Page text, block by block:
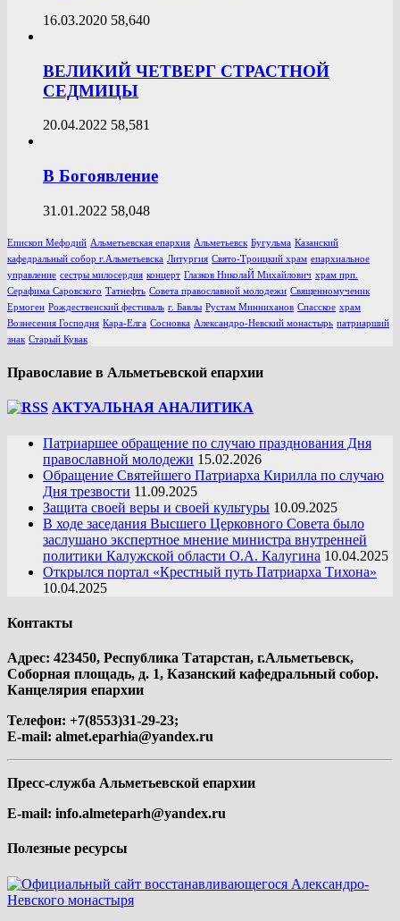
16.03.2020 58,640
ВЕЛИКИЙ ЧЕТВЕРГ СТРАСТНОЙ
СЕДМИЦЫ
20.04.2022 58,581
В Богоявление
31.01.2022 58,048
Епископ Мефодий Альметьевская епархия Альметьевск Бугульма Казанский
кафедральный собор г.Альметьевска Литургия Свято-Троицкий храм епархиальное
управление сестры милосердия концерт Глазков НиколаЙ Михайлович храм прп.
Серафима Саровского Татнефть Совета православной молодежи Священномученик
Ермоген Рождественский фестиваль г. Бавлы Рустам Минниханов Спасское храм
Вознесения Господня Кара-Елга Сосновка Александро-Невский монастырь патриарший
знак Старый Кувак
Православие в Альметьевской епархии
АКТУАЛЬНАЯ АНАЛИТИКА
Патриаршее обращение по случаю празднования Дня
православной молодежи 15.02.2026
Обращение Святейшего Патриарха Кирилла по случаю
Дня трезвости 11.09.2025
Защита своей веры и своей культуры 10.09.2025
В ходе заседания Высшего Церковного Совета было
заслушано экспертное мнение министра внутренней
политики Калужской области О.А. Калугина 10.04.2025
Открылся портал «Крестный путь Патриарха Тихона»
10.04.2025
Контакты
Адрес: 423450, Республика Татарстан, г.Альметьевск,
Соборная площадь, д. 1, Казанский кафедральный собор.
Канцелярия епархии
Телефон: +7(8553)31-29-23;
E-mail: almet.eparhia@yandex.ru
Пресс-служба Альметьевской епархии
E-mail: info.almeteparh@yandex.ru
Полезные ресурсы